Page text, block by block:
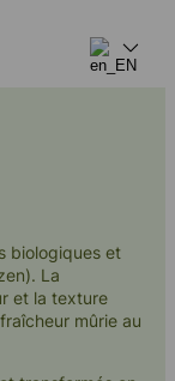
biologiques et
La
et la texture
mûrie au